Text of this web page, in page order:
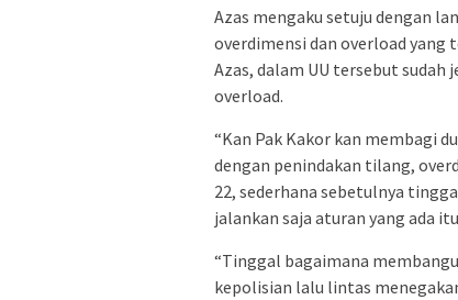
Azas mengaku setuju dengan
overdimensi dan overload yang
Azas, dalam UU tersebut
overload.
“Kan Pak Kakor kan membagi
dengan penindakan tilang,
22, sederhana sebetulnya
jalankan saja aturan yang ada
“Tinggal bagaimana
kepolisian lalu lintas